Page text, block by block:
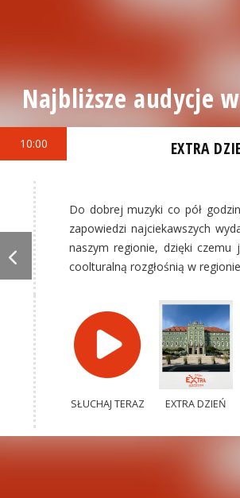
Najbliższe audycje
10:00 EXTRA
Do dobrej muzyki co pół
zapowiedzi najciekawszych
naszym regionie, dzięki czemu
coolturalną rozgłośnią w
SŁUCHAJ TERAZ EXTRA DZIEŃ